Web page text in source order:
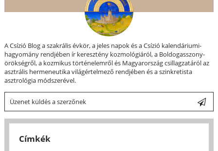
A Csízió Blog a szakrális évkör, a jeles napok és a Csízió kalendáriumi-
hagyomány rendjében ír keresztény kozmológiáról, a Boldogasszony-
örökségről, a kozmikus történelemről és Magyarország csillagzatáról az
asztrális hermeneutika világértelmező rendjében és a szinkretista
asztrológia módszerével.
Üzenet küldés a szerzőnek
Címkék